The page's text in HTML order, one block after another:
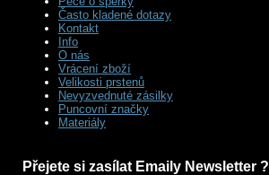
Často kladené dotazy
Kontakt
Info
O nás
Vrácení zboží
Velikosti prstenů
Nevyzvednuté zásilky
Puncovní značky
Materiály
Přejete si zasílat Emaily Newsletter ?